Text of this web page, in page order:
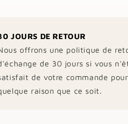
JOURS DE RETOUR
offrons une politique de
de 30 jours si vous
de votre commande pour
raison que ce soit.